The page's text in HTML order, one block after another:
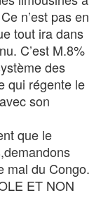
n’est pas en
tout ira dans
C’est M.8%
des
qui régente le
son
que le
mal du Congo.
ET NON